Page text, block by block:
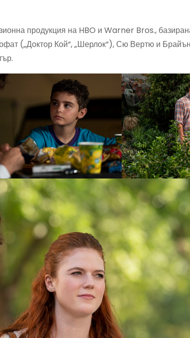
продукция на HBO и Warner Bros.,
(„Доктор Кой“, „Шерлок“), Сю Вертю и